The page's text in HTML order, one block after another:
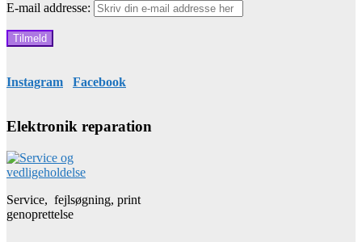
E-mail addresse:
Instagram Facebook
Elektronik reparation
Service, fejlsøgning, print
genoprettelse